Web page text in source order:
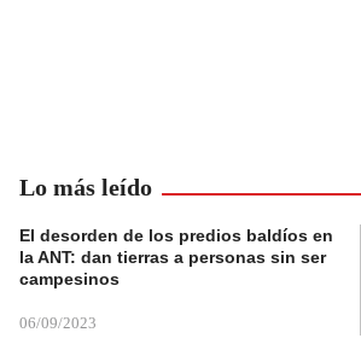
Lo más leído
El desorden de los predios baldíos en
la ANT: dan tierras a personas sin ser
campesinos
06/09/2023